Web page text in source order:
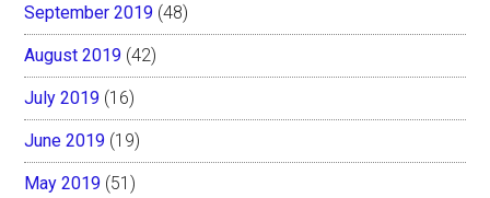
September 2019 (48)
August 2019 (42)
July 2019 (16)
June 2019 (19)
May 2019 (51)